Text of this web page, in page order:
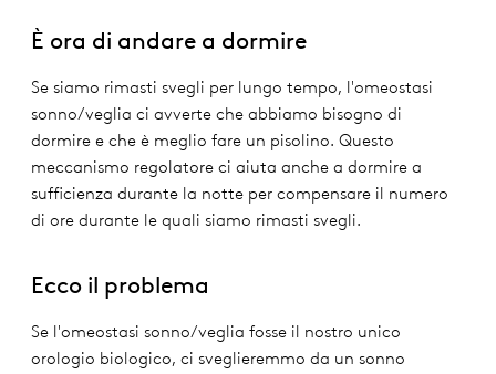
È ora di andare a dormire
Se siamo rimasti svegli per lungo tempo, l'omeostasi
sonno/veglia ci avverte che abbiamo bisogno di
dormire e che è meglio fare un pisolino. Questo
meccanismo regolatore ci aiuta anche a dormire a
sufficienza durante la notte per compensare il numero
di ore durante le quali siamo rimasti svegli.
Ecco il problema
Se l'omeostasi sonno/veglia fosse il nostro unico
orologio biologico, ci sveglieremmo da un sonno